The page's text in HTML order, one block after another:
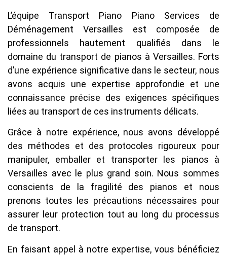
L’équipe Transport Piano Piano Services de
Déménagement Versailles est composée de
professionnels hautement qualifiés dans le
domaine du transport de pianos à Versailles. Forts
d’une expérience significative dans le secteur, nous
avons acquis une expertise approfondie et une
connaissance précise des exigences spécifiques
liées au transport de ces instruments délicats.
Grâce à notre expérience, nous avons développé
des méthodes et des protocoles rigoureux pour
manipuler, emballer et transporter les pianos à
Versailles avec le plus grand soin. Nous sommes
conscients de la fragilité des pianos et nous
prenons toutes les précautions nécessaires pour
assurer leur protection tout au long du processus
de transport.
En faisant appel à notre expertise, vous bénéficiez